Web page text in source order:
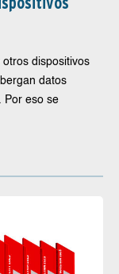
dispositivos
datos
Por eso se